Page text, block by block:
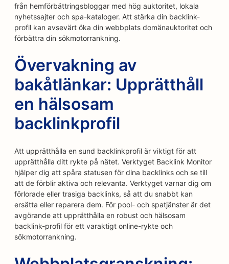
från hemförbättringsbloggar med hög auktoritet, lokala
nyhetssajter och spa-kataloger. Att stärka din backlink-
profil kan avsevärt öka din webbplats domänauktoritet och
förbättra din sökmotorrankning.
Övervakning av
bakåtlänkar: Upprätthåll
en hälsosam
backlinkprofil
Att upprätthålla en sund backlinkprofil är viktigt för att
upprätthålla ditt rykte på nätet. Verktyget Backlink Monitor
hjälper dig att spåra statusen för dina backlinks och se till
att de förblir aktiva och relevanta. Verktyget varnar dig om
förlorade eller trasiga backlinks, så att du snabbt kan
ersätta eller reparera dem. För pool- och spatjänster är det
avgörande att upprätthålla en robust och hälsosam
backlink-profil för ett varaktigt online-rykte och
sökmotorrankning.